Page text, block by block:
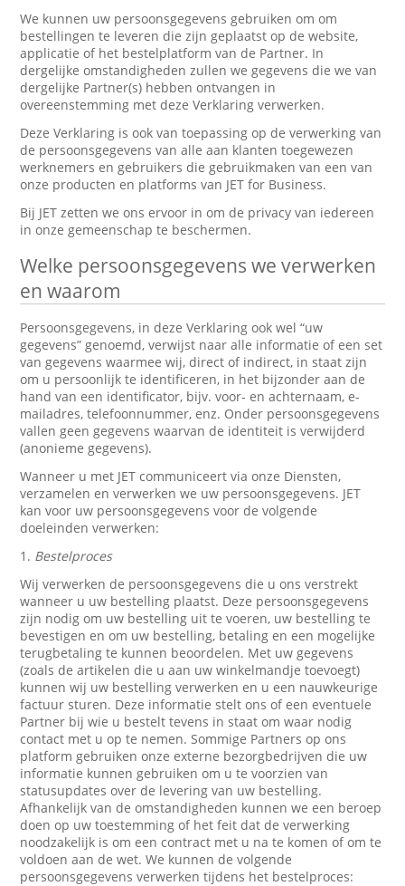
We kunnen uw persoonsgegevens gebruiken om om
bestellingen te leveren die zijn geplaatst op de website,
applicatie of het bestelplatform van de Partner. In
dergelijke omstandigheden zullen we gegevens die we van
dergelijke Partner(s) hebben ontvangen in
overeenstemming met deze Verklaring verwerken.
Deze Verklaring is ook van toepassing op de verwerking van
de persoonsgegevens van alle aan klanten toegewezen
werknemers en gebruikers die gebruikmaken van een van
onze producten en platforms van JET for Business.
Bij JET zetten we ons ervoor in om de privacy van iedereen
in onze gemeenschap te beschermen.
Welke persoonsgegevens we verwerken
en waarom
Persoonsgegevens, in deze Verklaring ook wel “uw
gegevens” genoemd, verwijst naar alle informatie of een set
van gegevens waarmee wij, direct of indirect, in staat zijn
om u persoonlijk te identificeren, in het bijzonder aan de
hand van een identificator, bijv. voor- en achternaam, e-
mailadres, telefoonnummer, enz. Onder persoonsgegevens
vallen geen gegevens waarvan de identiteit is verwijderd
(anonieme gegevens).
Wanneer u met JET communiceert via onze Diensten,
verzamelen en verwerken we uw persoonsgegevens. JET
kan voor uw persoonsgegevens voor de volgende
doeleinden verwerken:
1. Bestelproces
Wij verwerken de persoonsgegevens die u ons verstrekt
wanneer u uw bestelling plaatst. Deze persoonsgegevens
zijn nodig om uw bestelling uit te voeren, uw bestelling te
bevestigen en om uw bestelling, betaling en een mogelijke
terugbetaling te kunnen beoordelen. Met uw gegevens
(zoals de artikelen die u aan uw winkelmandje toevoegt)
kunnen wij uw bestelling verwerken en u een nauwkeurige
factuur sturen. Deze informatie stelt ons of een eventuele
Partner bij wie u bestelt tevens in staat om waar nodig
contact met u op te nemen. Sommige Partners op ons
platform gebruiken onze externe bezorgbedrijven die uw
informatie kunnen gebruiken om u te voorzien van
statusupdates over de levering van uw bestelling.
Afhankelijk van de omstandigheden kunnen we een beroep
doen op uw toestemming of het feit dat de verwerking
noodzakelijk is om een contract met u na te komen of om te
voldoen aan de wet. We kunnen de volgende
persoonsgegevens verwerken tijdens het bestelproces: